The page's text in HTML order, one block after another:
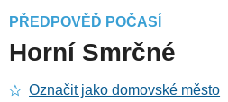
PŘEDPOVĚĎ POČASÍ
Horní Smrčné
Označit jako domovské město